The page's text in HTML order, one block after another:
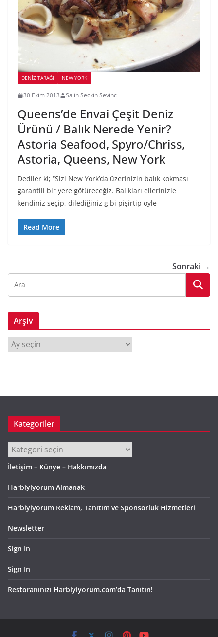
DENIZ TARAĞI NEW YORK
30 Ekim 2013 Salih Seckin Sevinc
Queens’de Envai Çeşit Deniz
Ürünü / Balık Nerede Yenir?
Astoria Seafood, Spyro/Chriss,
Astoria, Queens, New York
Dediler ki; “Sizi New York’da üzerinizin balık kokması
garantili bir yere götüreceğiz. Balıkları ellerinizle
kendiniz seçip, dilediğiniz gibi pişirtip öyle
Read More
Sonraki →
Arşiv
Kategoriler
Kategoriler
İletişim – Künye – Hakkımızda
Harbiyiyorum Almanak
Harbiyiyorum Reklam, Tanıtım ve Sponsorluk Hizmetleri
Newsletter
Sign In
Sign In
Restoranınızı Harbiyiyorum.com’da Tanıtın!